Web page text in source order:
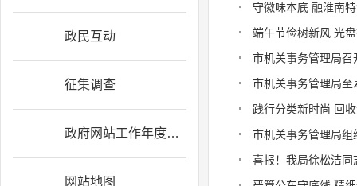
政民互动
征集调查
政府网站工作年度报表
网站地图
守徽味本底 融淮南
端午节俭树新风 光
市机关事务管理局
市机关事务管理局
践行分类新时尚 回
市机关事务管理局
喜报！我局徐松洁同